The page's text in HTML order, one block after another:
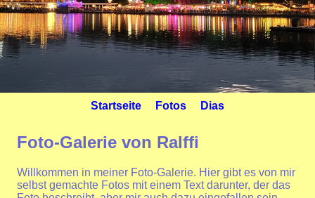
Startseite Fotos Dias
Foto-Galerie von Ralffi
Willkommen in meiner Foto-Galerie. Hier gibt es von mir
selbst gemachte Fotos mit einem Text darunter, der das